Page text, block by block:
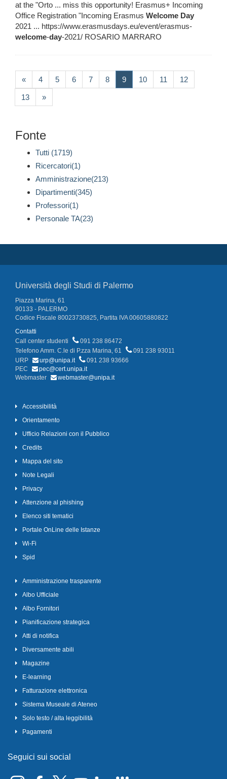
at the "Orto ... miss this opportunity! Erasmus+ Incoming
Office Registration "Incoming Erasmus Welcome Day
2021 ... https://www.erasmusdays.eu/event/erasmus-
welcome-day-2021/ ROSARIO MARRARO
« 4 5 6 7 8 9(current)
10 11 12
13 »
Fonte
Tutti (1719)
Ricercatori(1)
Amministrazione(213)
Dipartimenti(345)
Professori(1)
Personale TA(23)
Università degli Studi di Palermo
Piazza Marina, 61
90133 - PALERMO
Codice Fiscale 80023730825, Partita IVA 00605880822
Contatti
Call center studenti
091 238 86472
Telefono Amm. C.le di P.zza Marina, 61
091 238 93011
URP
urp@unipa.it
091 238 93666
PEC
pec@cert.unipa.it
Webmaster
webmaster@unipa.it
Accessibilità
Orientamento
Ufficio Relazioni con il Pubblico
Credits
Mappa del sito
Note Legali
Privacy
Attenzione al phishing
Elenco siti tematici
Portale OnLine delle Istanze
Wi-Fi
Spid
Amministrazione trasparente
Albo Ufficiale
Albo Fornitori
Pianificazione strategica
Atti di notifica
Diversamente abili
Magazine
E-learning
Fatturazione elettronica
Sistema Museale di Ateneo
Solo testo / alta leggibilità
Pagamenti
Seguici sui social